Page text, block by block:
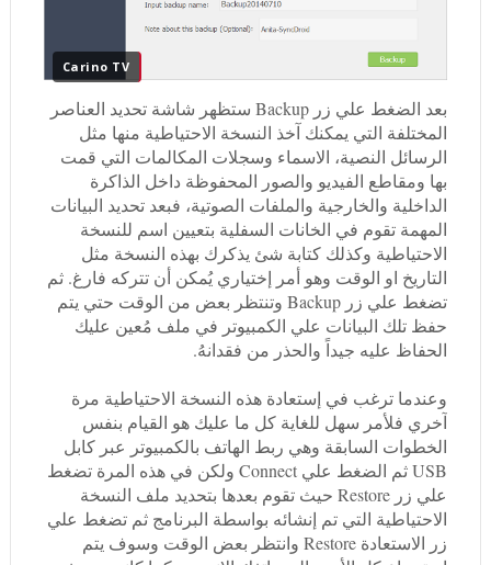
Carino TV
بعد الضغط علي زر Backup ستظهر شاشة تحديد العناصر
المختلفة التي يمكنك آخذ النسخة الاحتياطية منها مثل
الرسائل النصية، الاسماء وسجلات المكالمات التي قمت
بها ومقاطع الفيديو والصور المحفوظة داخل الذاكرة
الداخلية والخارجية والملفات الصوتية، فبعد تحديد البيانات
المهمة تقوم في الخانات السفلية بتعيين اسم للنسخة
الاحتياطية وكذلك كتابة شئ يذكرك بهذه النسخة مثل
التاريخ او الوقت وهو أمر إختياري يُمكن أن تتركه فارغ. ثم
تضغط علي زر Backup وتنتظر بعض من الوقت حتي يتم
حفظ تلك البيانات علي الكمبيوتر في ملف مُعين عليك
الحفاظ عليه جيداً والحذر من فقدانهُ.
وعندما ترغب في إستعادة هذه النسخة الاحتياطية مرة
آخري فلأمر سهل للغاية كل ما عليك هو القيام بنفس
الخطوات السابقة وهي ربط الهاتف بالكمبيوتر عبر كابل
USB ثم الضغط علي Connect ولكن في هذه المرة تضغط
علي زر Restore حيث تقوم بعدها بتحديد ملف النسخة
الاحتياطية التي تم إنشائه بواسطة البرنامج ثم تضغط علي
زر الاستعادة Restore وانتظر بعض الوقت وسوف يتم